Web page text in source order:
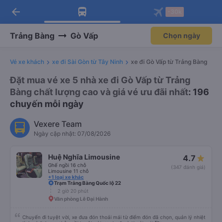
Tải app Vexere ngay!
Nhận ưu đãi thành viên độc
Mở app
Tải app Vexere
-30k/ghế khi đặt vé máy bay qua
Mở app
arrow_back
Trảng Bàng Gò Vấp Chọn ngày
Vé xe khách xe đi Sài Gòn từ Tây Ninh xe đi Gò Vấp từ Trảng Bàng
Đặt mua vé xe 5 nhà xe đi Gò Vấp từ Trảng
Bàng chất lượng cao và giá vé ưu đãi nhất: 196
chuyến mỗi ngày
Vexere Team
Ngày cập nhật: 07/08/2026
Huệ Nghĩa Limousine
Ghế ngồi 16 chỗ
Limousine 11 chỗ
+1 loại xe khác
4.7
(347 đánh giá)
Trạm Trảng Bàng Quốc lộ 22
2 giờ 20 phút
Văn phòng Lê Đại Hành
Chuyến đi tuyệt vời, xe đưa đón thoải mái từ điểm đón đã chọn, quản lý nhiệt